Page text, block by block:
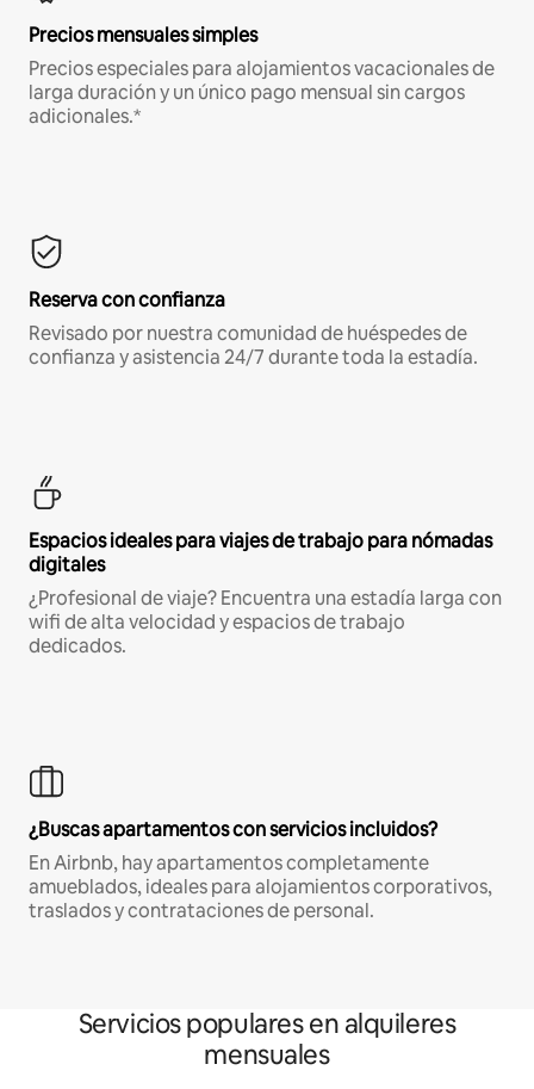
Precios mensuales simples
Precios especiales para alojamientos vacacionales de
larga duración y un único pago mensual sin cargos
adicionales.*
Reserva con confianza
Revisado por nuestra comunidad de huéspedes de
confianza y asistencia 24/7 durante toda la estadía.
Espacios ideales para viajes de trabajo para nómadas
digitales
¿Profesional de viaje? Encuentra una estadía larga con
wifi de alta velocidad y espacios de trabajo
dedicados.
¿Buscas apartamentos con servicios incluidos?
En Airbnb, hay apartamentos completamente
amueblados, ideales para alojamientos corporativos,
traslados y contrataciones de personal.
Servicios populares en alquileres
mensuales